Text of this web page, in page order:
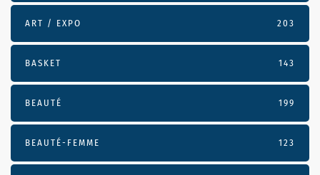
ART / EXPO 203
BASKET 143
BEAUTÉ 199
BEAUTÉ-FEMME 123